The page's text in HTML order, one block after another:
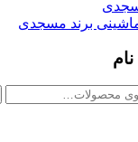
برند مسجدی